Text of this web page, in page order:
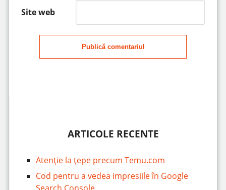
Site web
Publică comentariul
ARTICOLE RECENTE
Atenție la țepe precum Temu.com
Cod pentru a vedea impresiile în Google